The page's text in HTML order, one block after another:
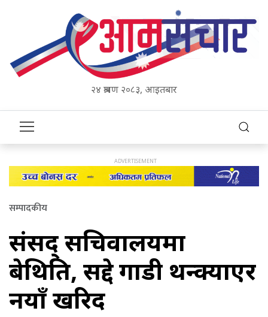
२४ श्रावण २०८३, आइतबार
सम्पादकीय
संसद् सचिवालयमा
बेथिति, सद्दे गाडी थन्क्याएर
नयाँ खरिद